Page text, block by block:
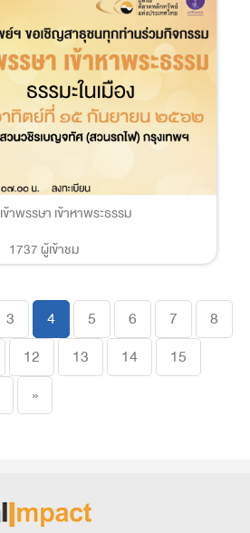
เข้าพรรษา เข้าหาพระธรรม
1737 ผู้เข้าชม
3 4 5 6 7
8
12 13 14
15
»Next